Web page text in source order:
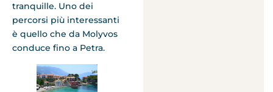
tranquille. Uno dei
percorsi più interessanti
è quello che da Molyvos
conduce fino a Petra.